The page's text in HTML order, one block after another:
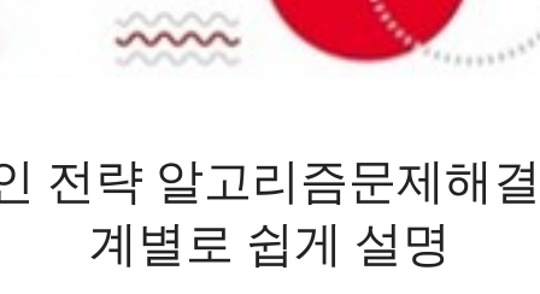
전략 알고리즘문제해
계별로 쉽게 설명